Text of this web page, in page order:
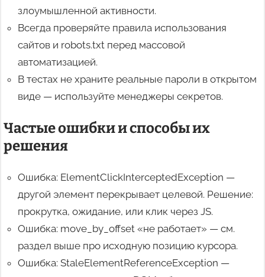
злоумышленной активности.
Всегда проверяйте правила использования
сайтов и robots.txt перед массовой
автоматизацией.
В тестах не храните реальные пароли в открытом
виде — используйте менеджеры секретов.
Частые ошибки и способы их
решения
Ошибка: ElementClickInterceptedException —
другой элемент перекрывает целевой. Решение:
прокрутка, ожидание, или клик через JS.
Ошибка: move_by_offset «не работает» — см.
раздел выше про исходную позицию курсора.
Ошибка: StaleElementReferenceException —